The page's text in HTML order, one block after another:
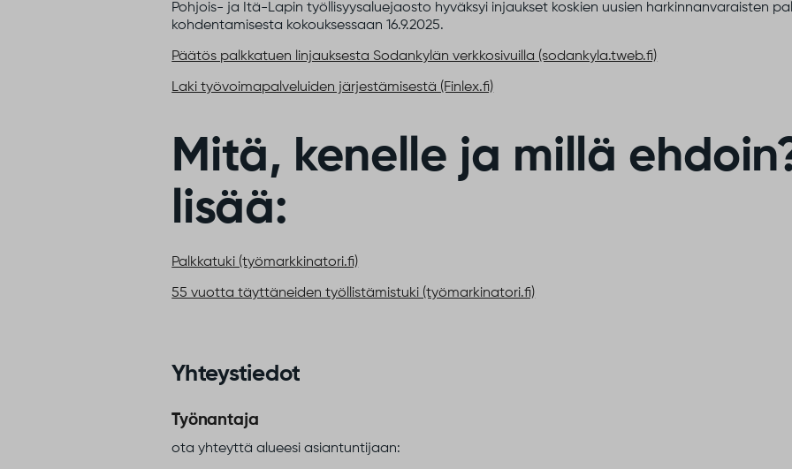
Pohjois- ja Itä-Lapin työllisyysaluejaosto hyväksyi injaukset koskien uusien harkinnanvaraisten
kohdentamisesta kokouksessaan 16.9.2025.
Päätös palkkatuen linjauksesta Sodankylän verkkosivuilla (sodankyla.tweb.fi)
Laki työvoimapalveluiden järjestämisestä (Finlex.fi)
Mitä, kenelle ja millä
lisää:
Palkkatuki (työmarkkinatori.fi)
55 vuotta täyttäneiden työllistämistuki (työmarkinatori.fi)
Yhteystiedot
Työnantaja
ota yhteyttä alueesi asiantuntijaan: